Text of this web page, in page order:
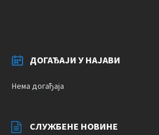
ДОГАЂАЈИ У НАЈАВИ
Нема догађаја
СЛУЖБЕНЕ НОВИНЕ